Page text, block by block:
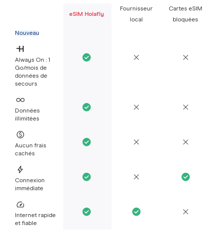
eSIM Holafly
Fournisseur
local
Cartes eSIM
bloquées
Nouveau
Always On : 1
Go/mois de
données de
secours
Données
illimitées
Aucun frais
cachés
Connexion
immédiate
Internet rapide
et fiable